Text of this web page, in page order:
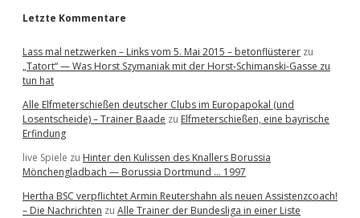
Letzte Kommentare
Lass mal netzwerken – Links vom 5. Mai 2015 – betonflüsterer zu
„Tatort“ — Was Horst Szymaniak mit der Horst-Schimanski-Gasse zu
tun hat
Alle Elfmeterschießen deutscher Clubs im Europapokal (und
Losentscheide) – Trainer Baade zu Elfmeterschießen, eine bayrische
Erfindung
live Spiele zu Hinter den Kulissen des Knallers Borussia
Mönchengladbach — Borussia Dortmund … 1997
Hertha BSC verpflichtet Armin Reutershahn als neuen Assistenzcoach!
– Die Nachrichten zu Alle Trainer der Bundesliga in einer Liste